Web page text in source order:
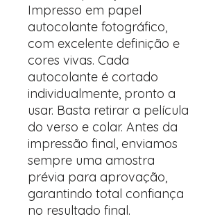
Impresso em papel
autocolante fotográfico,
com excelente definição e
cores vivas. Cada
autocolante é cortado
individualmente, pronto a
usar. Basta retirar a película
do verso e colar. Antes da
impressão final, enviamos
sempre uma amostra
prévia para aprovação,
garantindo total confiança
no resultado final.